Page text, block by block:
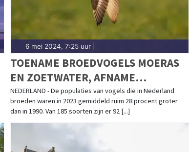
6 mei 2024, 7:25 uur|
TOENAME BROEDVOGELS MOERAS
EN ZOETWATER, AFNAME
BOERENLANDVOGELS
NEDERLAND - De populaties van vogels die in Nederland
broeden waren in 2023 gemiddeld ruim 28 procent groter
dan in 1990. Van 185 soorten zijn er 92 [...]